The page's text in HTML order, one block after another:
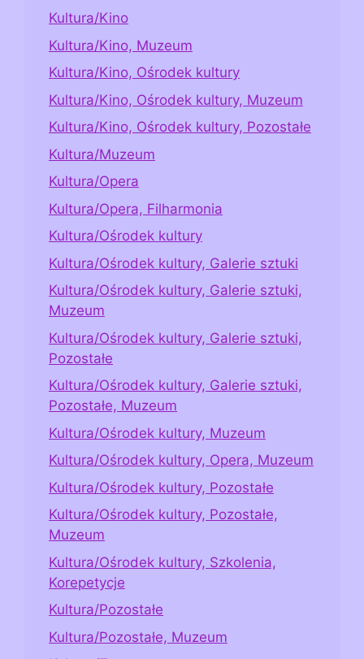
Kultura/Kino
Kultura/Kino, Muzeum
Kultura/Kino, Ośrodek kultury
Kultura/Kino, Ośrodek kultury, Muzeum
Kultura/Kino, Ośrodek kultury, Pozostałe
Kultura/Muzeum
Kultura/Opera
Kultura/Opera, Filharmonia
Kultura/Ośrodek kultury
Kultura/Ośrodek kultury, Galerie sztuki
Kultura/Ośrodek kultury, Galerie sztuki,
Muzeum
Kultura/Ośrodek kultury, Galerie sztuki,
Pozostałe
Kultura/Ośrodek kultury, Galerie sztuki,
Pozostałe, Muzeum
Kultura/Ośrodek kultury, Muzeum
Kultura/Ośrodek kultury, Opera, Muzeum
Kultura/Ośrodek kultury, Pozostałe
Kultura/Ośrodek kultury, Pozostałe,
Muzeum
Kultura/Ośrodek kultury, Szkolenia,
Korepetycje
Kultura/Pozostałe
Kultura/Pozostałe, Muzeum